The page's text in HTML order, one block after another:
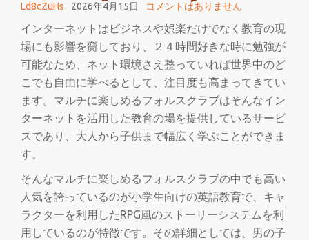
シ
ョ
ン
を
り
替
Ld8cZuHs 2026年4月15日 コメントはありません
インターネットはビジネスや娯楽だけでなく教育の現
場にも影響を齎しており、２４時間好きな時に勉強が
可能なため、ネット環境さえ整っていれば世界中のど
こでも自由に学べるとして、注目度も高まってきてい
ます。マルチに楽しめるフォルスクラブはそんなイン
ターネットを活用した教育の場を提供しているサービ
スであり、大人から子供まで幅広く学ぶことができま
す。
そんなマルチに楽しめるフォルスクラブの中でも高い
人気を誇っているのが小学生向けの英語教育で、キャ
ラクターを利用したRPG風のストーリーシステムを利
用しているのが特徴です。その詳細としては、男の子